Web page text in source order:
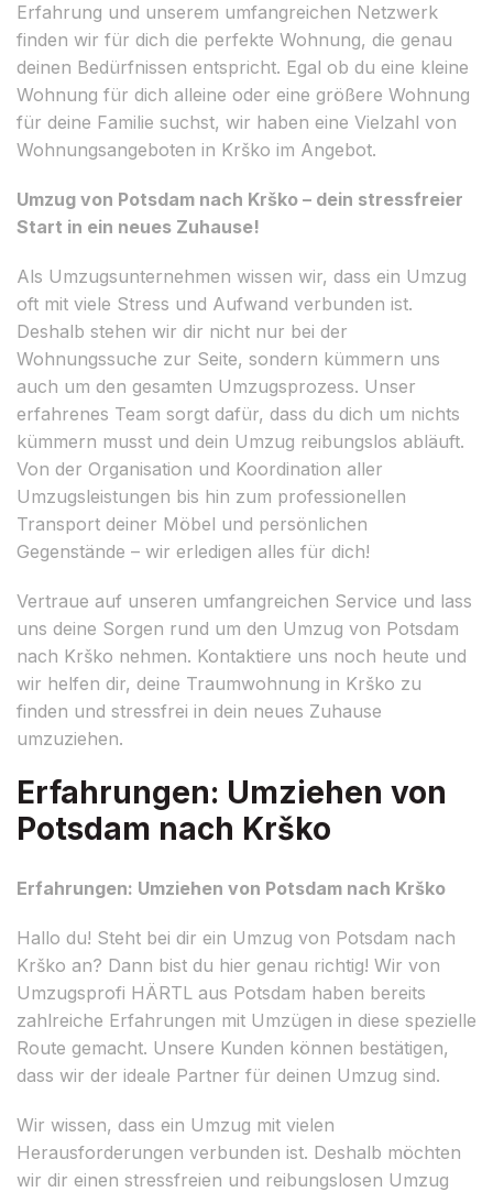
Erfahrung und unserem umfangreichen Netzwerk
finden wir für dich die perfekte Wohnung, die genau
deinen Bedürfnissen entspricht. Egal ob du eine kleine
Wohnung für dich alleine oder eine größere Wohnung
für deine Familie suchst, wir haben eine Vielzahl von
Wohnungsangeboten in Krško im Angebot.
Umzug von Potsdam nach Krško – dein stressfreier
Start in ein neues Zuhause!
Als Umzugsunternehmen wissen wir, dass ein Umzug
oft mit viele Stress und Aufwand verbunden ist.
Deshalb stehen wir dir nicht nur bei der
Wohnungssuche zur Seite, sondern kümmern uns
auch um den gesamten Umzugsprozess. Unser
erfahrenes Team sorgt dafür, dass du dich um nichts
kümmern musst und dein Umzug reibungslos abläuft.
Von der Organisation und Koordination aller
Umzugsleistungen bis hin zum professionellen
Transport deiner Möbel und persönlichen
Gegenstände – wir erledigen alles für dich!
Vertraue auf unseren umfangreichen Service und lass
uns deine Sorgen rund um den Umzug von Potsdam
nach Krško nehmen. Kontaktiere uns noch heute und
wir helfen dir, deine Traumwohnung in Krško zu
finden und stressfrei in dein neues Zuhause
umzuziehen.
Erfahrungen: Umziehen von
Potsdam nach Krško
Erfahrungen: Umziehen von Potsdam nach Krško
Hallo du! Steht bei dir ein Umzug von Potsdam nach
Krško an? Dann bist du hier genau richtig! Wir von
Umzugsprofi HÄRTL aus Potsdam haben bereits
zahlreiche Erfahrungen mit Umzügen in diese spezielle
Route gemacht. Unsere Kunden können bestätigen,
dass wir der ideale Partner für deinen Umzug sind.
Wir wissen, dass ein Umzug mit vielen
Herausforderungen verbunden ist. Deshalb möchten
wir dir einen stressfreien und reibungslosen Umzug